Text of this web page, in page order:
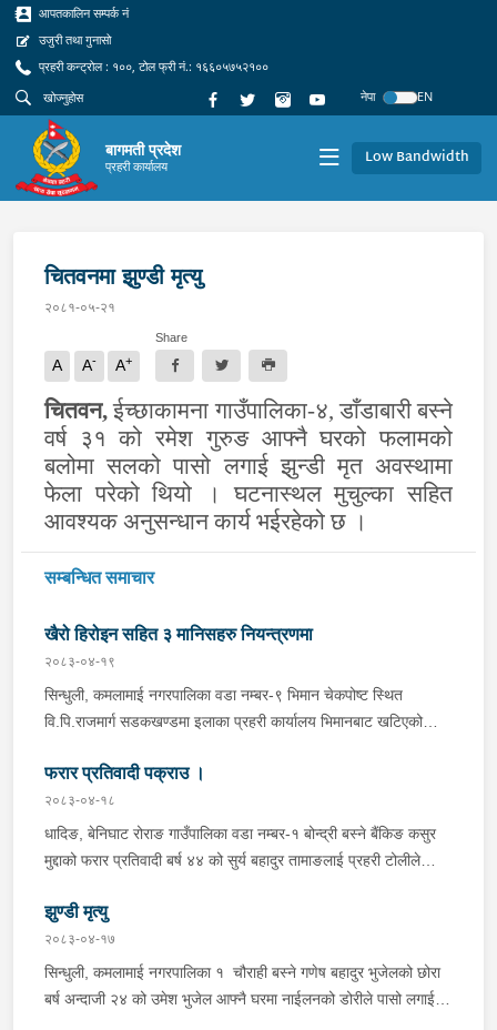
आपतकालिन सम्पर्क नं
उजुरी तथा गुनासो
प्रहरी कन्ट्रोल : १००, टोल फ्री नं.: १६६०५७५२१००
नेपा
EN
बागमती प्रदेश
प्रहरी कार्यालय Low Bandwidth
चितवनमा झुण्डी मृत्यु
२०८१-०५-२१
A A- A+
Share
चितवन,ईच्छाकामना गाउँपालिका-४, डाँडाबारी बस्ने
वर्ष ३१ को रमेश गुरुङ आफ्नै घरको फलामको
बलोमा सलको पासो लगाई झुन्डी मृत अवस्थामा
फेला परेको थियो । घटनास्थल मुचुल्का सहित
आवश्यक अनुसन्धान कार्य भईरहेको छ ।
सम्बन्धित समाचार
खैरो हिरोइन सहित ३ मानिसहरु नियन्त्रणमा
२०८३-०४-१९
सिन्धुली, कमलामाई नगरपालिका वडा नम्बर-९ भिमान चेकपोष्ट स्थित
वि.पि.राजमार्ग सडकखण्डमा इलाका प्रहरी कार्यालय भिमानबाट खटिएको
बर्दिवासको संयुक्त टोलीले मोरङबाट काठमाण्डौ तर्फ जाँदै गरेको चालक
सिन्धुली कमलामाई नगरपालिका वडा नम्बर- १२ बस्ने बर्ष अन्दाजी-२९ को
चन्द्र बहादुर माझीले चलाएको म.प्र. व०४-००१ ज ००८६ नं. को
यात्रुबाहक E.V. हायसमा सवार जिल्ला सिराह मिर्चैया नगरपालिका-५ बस्ने
ल्याएको तरकारीको बोरा भित्र डब्बामा प्लास्टिकले पोका पारी लुकाई छिपाई
ल्याएको लागु औषध खैरो हिरोइन जस्तो देखिने गिलो पदार्थ ४५.१९० फेला
पारी नियन्त्रणमा लिई सोधपुछ गर्दा पछाडी मोटरसाइकलमा सवार चालक
अभिषेक कुमार साह र सवार राहुल कुमार मण्डलले उक्त सामान दिई पठाएको
भनि खुल्न आएको हुँदा मोटरसाइकल सहित निजहरुलाई नियन्त्रणमा लिई थप
फरार प्रतिवादी पक्राउ ।
२०८३-०४-१८
धादिङ, बेनिघाट रोराङ गाउँपालिका वडा नम्बर-१ बोन्द्री बस्ने बैंकिङ कसुर
मुद्दाको फरार प्रतिवादी बर्ष ४४ को सुर्य बहादुर तामाङलाई प्रहरी टोलीले
झुण्डी मृत्यु
२०८३-०४-१७
सिन्धुली, कमलामाई नगरपालिका १ चौराही बस्ने गणेष बहादुर भुजेलको छोरा
बर्ष अन्दाजी २४ को उमेश भुजेल आफ्नै घरमा नाईलनको डोरीले पासो लगाई